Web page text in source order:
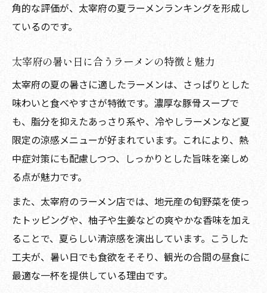
角的な評価が、太宰府の夏ラーメンランキングを形成し
ているのです。
太宰府の暑い日に合うラーメンの特徴と魅力
太宰府の夏の暑さに適したラーメンは、さっぱりとした
味わいと食べやすさが特徴です。濃厚な豚骨スープで
も、脂分を抑えたあっさり系や、冷やしラーメンなど夏
限定の涼感メニューが好まれています。これにより、熱
中症対策にも配慮しつつ、しっかりとした旨味を楽しめ
る点が魅力です。
また、太宰府のラーメン店では、地元産の旬野菜を使っ
たトッピングや、柚子や生姜などの爽やかな香味を加え
ることで、夏らしい清涼感を演出しています。こうした
工夫が、暑い日でも食欲をそそり、観光の合間の昼食に
最適な一杯を提供している理由です。